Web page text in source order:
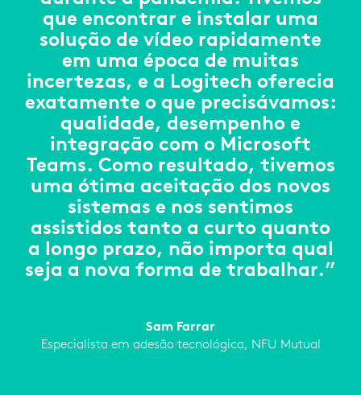
que encontrar e instalar uma
solução de vídeo rapidamente
em uma época de muitas
incertezas, e a Logitech oferecia
exatamente o que precisávamos:
qualidade, desempenho e
integração com o Microsoft
Teams. Como resultado, tivemos
uma ótima aceitação dos novos
sistemas e nos sentimos
assistidos tanto a curto quanto
a longo prazo, não importa qual
seja a nova forma de trabalhar.”
Sam Farrar
Especialista em adesão tecnológica, NFU Mutual